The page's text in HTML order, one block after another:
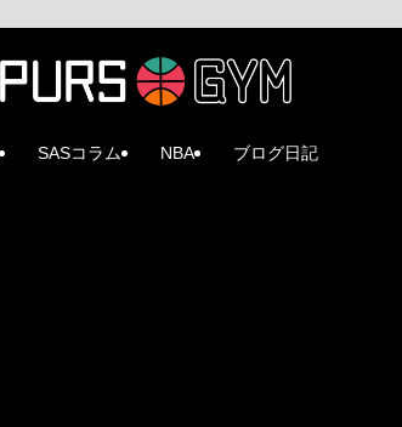
SASコラム NBA ブログ日記